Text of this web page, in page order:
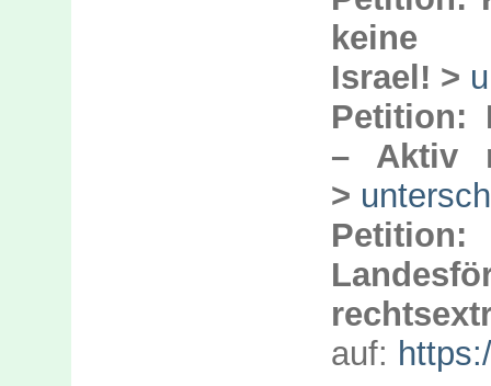
keine
Israel! >
Petition:
– Aktiv
>
auf: